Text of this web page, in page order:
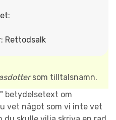
Rettodsalk
som tilltalsnamn.
betydelsetext om
vet något som vi inte vet